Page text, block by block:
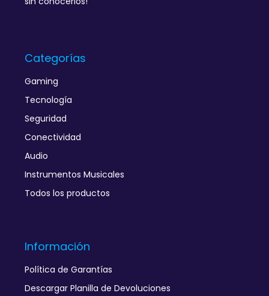
Categorías
Gaming
Tecnología
Seguridad
Conectividad
Audio
Instrumentos Musicales
Todos los productos
Información
Política de Garantías
Descargar Planilla de Devoluciones